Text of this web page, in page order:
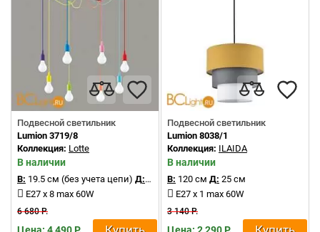
Подвесной светильник
Lumion 3719/8
Коллекция: Lotte
В наличии
В: 19.5 см (без учета цепи) Д:20 см
E27 x 8 max 60W
6 680 Р.
Цена: 4 490 Р.
Подвесной светильник
Lumion 8038/1
Коллекция: ILAIDA
В наличии
В: 120 см Д: 25 см
E27 x 1 max 60W
3 140 Р.
Цена: 2 290 Р.